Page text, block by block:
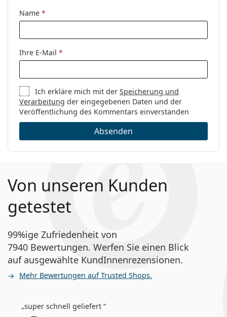
Kategorie:
Brillen
Marke:
Guess
Code:
GU2757 032 56
Name *
Ihre E-Mail *
Ich erkläre mich mit derSpeicherung und
Verarbeitung der eingegebenen Daten und der
Veröffentlichung des Kommentars einverstanden
Absenden
Von unseren Kunden
getestet
99%ige Zufriedenheit von
7940 Bewertungen. Werfen Sie einen Blick
auf ausgewählte KundInnenrezensionen.
Mehr Bewertungen auf Trusted Shops.
super schnell geliefert